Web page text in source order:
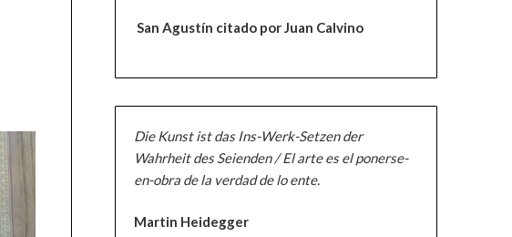
San Agustín citado por Juan Calvino
Die Kunst ist das Ins-Werk-Setzen der
Wahrheit des Seienden / El arte es el ponerse-
en-obra de la verdad de lo ente.
Martin Heidegger